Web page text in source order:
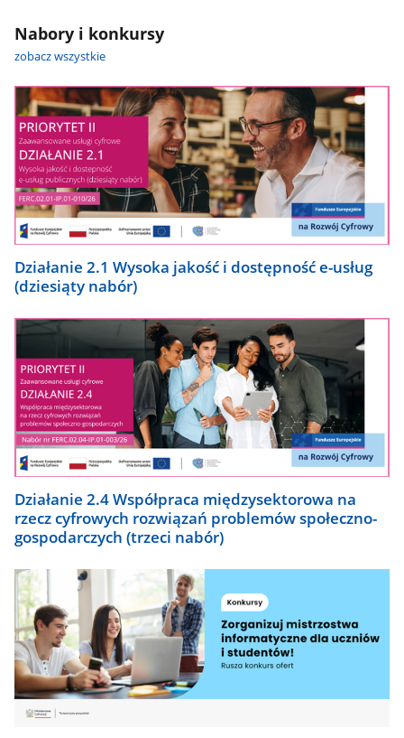
Nabory i konkursy
zobacz wszystkie
Działanie 2.1 Wysoka jakość i dostępność e-usług
(dziesiąty nabór)
Działanie 2.4 Współpraca międzysektorowa na
rzecz cyfrowych rozwiązań problemów społeczno-
gospodarczych (trzeci nabór)